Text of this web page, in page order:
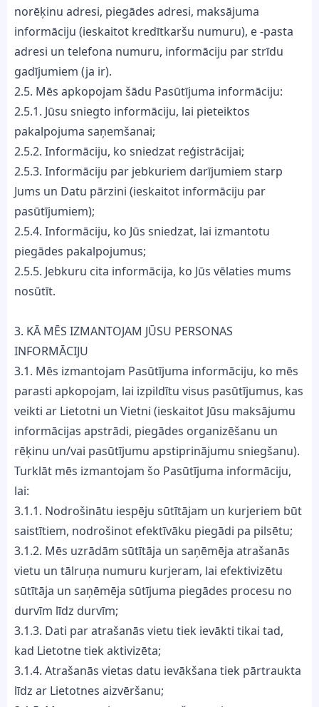
norēķinu adresi, piegādes adresi, maksājuma
informāciju (ieskaitot kredītkaršu numuru), e -pasta
adresi un telefona numuru, informāciju par strīdu
gadījumiem (ja ir).
2.5. Mēs apkopojam šādu Pasūtījuma informāciju:
2.5.1. Jūsu sniegto informāciju, lai pieteiktos
pakalpojuma saņemšanai;
2.5.2. Informāciju, ko sniedzat reģistrācijai;
2.5.3. Informāciju par jebkuriem darījumiem starp
Jums un Datu pārzini (ieskaitot informāciju par
pasūtījumiem);
2.5.4. Informāciju, ko Jūs sniedzat, lai izmantotu
piegādes pakalpojumus;
2.5.5. Jebkuru cita informācija, ko Jūs vēlaties mums
nosūtīt.
3. KĀ MĒS IZMANTOJAM JŪSU PERSONAS
INFORMĀCIJU
3.1. Mēs izmantojam Pasūtījuma informāciju, ko mēs
parasti apkopojam, lai izpildītu visus pasūtījumus, kas
veikti ar Lietotni un Vietni (ieskaitot Jūsu maksājumu
informācijas apstrādi, piegādes organizēšanu un
rēķinu un/vai pasūtījumu apstiprinājumu sniegšanu).
Turklāt mēs izmantojam šo Pasūtījuma informāciju,
lai:
3.1.1. Nodrošinātu iespēju sūtītājam un kurjeriem būt
saistītiem, nodrošinot efektīvāku piegādi pa pilsētu;
3.1.2. Mēs uzrādām sūtītāja un saņēmēja atrašanās
vietu un tālruņa numuru kurjeram, lai efektivizētu
sūtītāja un saņēmēja sūtījuma piegādes procesu no
durvīm līdz durvīm;
3.1.3. Dati par atrašanās vietu tiek ievākti tikai tad,
kad Lietotne tiek aktivizēta;
3.1.4. Atrašanās vietas datu ievākšana tiek pārtraukta
līdz ar Lietotnes aizvēršanu;